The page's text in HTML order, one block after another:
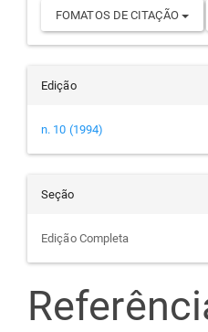
FOMATOS DE CITAÇÃO
Edição
n. 10 (1994)
Seção
Edição Completa